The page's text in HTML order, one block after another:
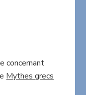
concernant
Mythes grecs